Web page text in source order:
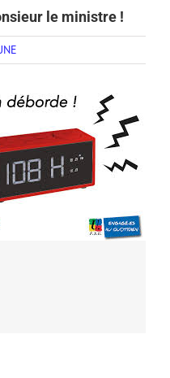
le ministre !